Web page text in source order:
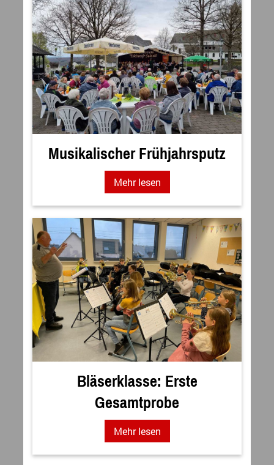
Musikalischer Frühjahrsputz
Mehr lesen
Bläserklasse: Erste
Gesamtprobe
Mehr lesen